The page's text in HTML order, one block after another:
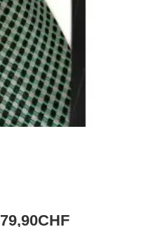
79,90CHF